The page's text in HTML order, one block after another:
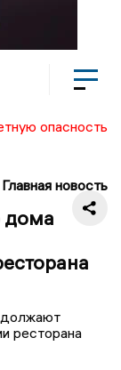
опасность
Главная новость
дома